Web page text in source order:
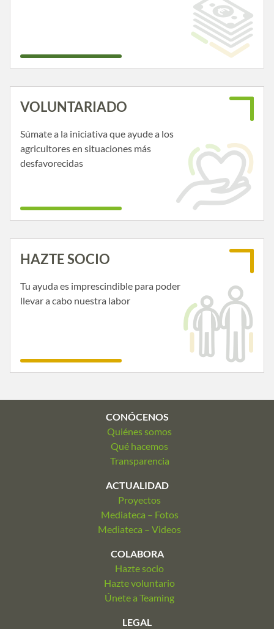
VOLUNTARIADO
Súmate a la iniciativa que ayude a los
agricultores en situaciones más
desfavorecidas
HAZTE SOCIO
Tu ayuda es imprescindible para poder
llevar a cabo nuestra labor
CONÓCENOS
Quiénes somos
Qué hacemos
Transparencia
ACTUALIDAD
Proyectos
Mediateca – Fotos
Mediateca – Videos
COLABORA
Hazte socio
Hazte voluntario
Únete a Teaming
LEGAL